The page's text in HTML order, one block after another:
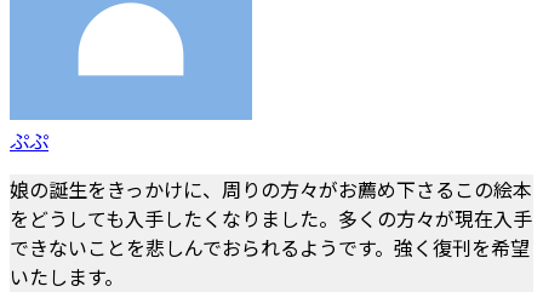
ぷぷ
娘の誕生をきっかけに、周りの方々がお薦め下さるこの絵本
をどうしても入手したくなりました。多くの方々が現在入手
できないことを悲しんでおられるようです。強く復刊を希望
いたします。